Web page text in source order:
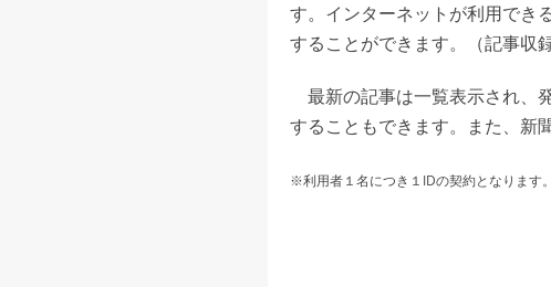
す。インターネットが利用でき
することができます。（記事収
最新の記事は一覧表示され、
することもできます。また、新
※利用者１名につき１IDの契約となります。